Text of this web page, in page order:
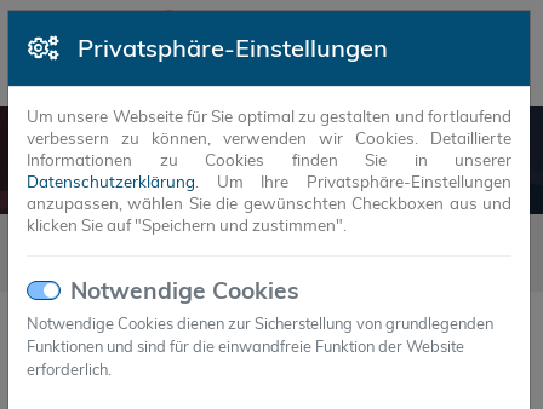
Privatsphäre-Einstellungen
Um unsere Webseite für Sie optimal zu gestalten und fortlaufend
verbessern zu können, verwenden wir Cookies. Detaillierte
Informationen zu Cookies finden Sie in unserer
Datenschutzerklärung . Um Ihre Privatsphäre-Einstellungen
anzupassen, wählen Sie die gewünschten Checkboxen aus und
klicken Sie auf "Speichern und zustimmen".
Notwendige Cookies
Notwendige Cookies dienen zur Sicherstellung von grundlegenden
Funktionen und sind für die einwandfreie Funktion der Website
erforderlich.
NEUIGKEITEN
14.十月.2016
EU setzt auf PCM-